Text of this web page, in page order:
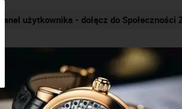
Panel użytkownika - dołącz do Społeczności
I PASJA